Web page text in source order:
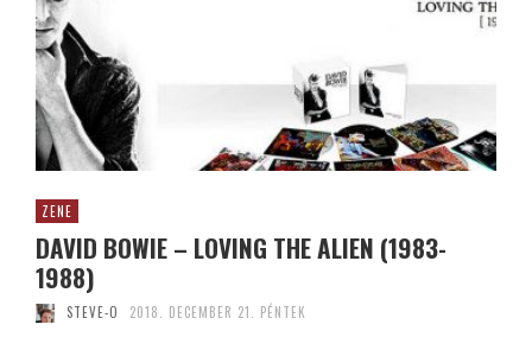
ZENE
DAVID BOWIE – LOVING THE ALIEN (1983-
1988)
STEVE-O 2018. DECEMBER 21. PÉNTEK